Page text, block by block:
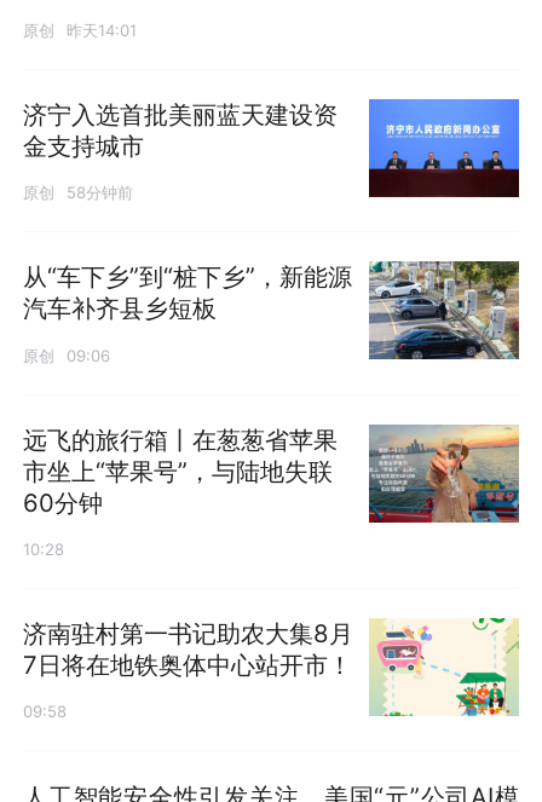
原创 昨天14:01
济宁入选首批美丽蓝天建设资
金支持城市
原创 58分钟前
从“车下乡”到“桩下乡”，新能源
汽车补齐县乡短板
原创 09:06
远飞的旅行箱丨在葱葱省苹果
市坐上“苹果号”，与陆地失联
60分钟
10:28
济南驻村第一书记助农大集8月
7日将在地铁奥体中心站开市！
09:58